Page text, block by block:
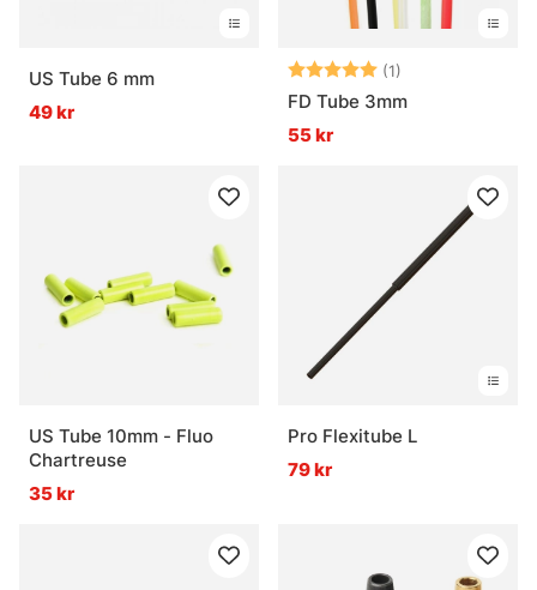
US Tube 6 mm
49 kr
Betyg: (1)
FD Tube 3mm
55 kr
US Tube 10mm - Fluo
Chartreuse
35 kr
Pro Flexitube L
79 kr